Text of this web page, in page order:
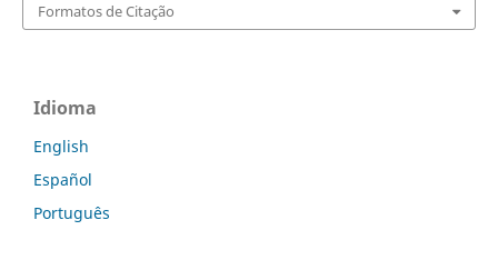
Formatos de Citação
Idioma
English
Español
Português